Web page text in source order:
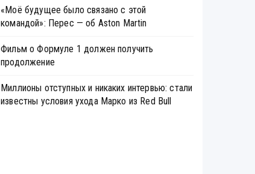
«Моё будущее было связано с этой
командой»: Перес — об Aston Martin
Фильм о Формуле 1 должен получить
продолжение
Миллионы отступных и никаких интервью: стали
известны условия ухода Марко из Red Bull